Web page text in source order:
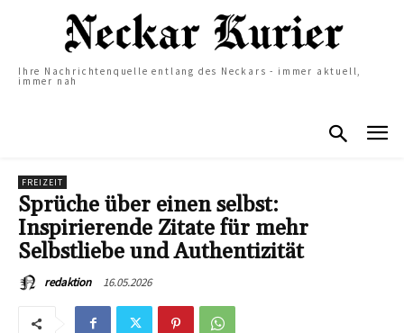
Ihre Nachrichtenquelle entlang des Neckars - immer aktuell,
immer nah
FREIZEIT
Sprüche über einen selbst:
Inspirierende Zitate für mehr
Selbstliebe und Authentizität
redaktion 16.05.2026